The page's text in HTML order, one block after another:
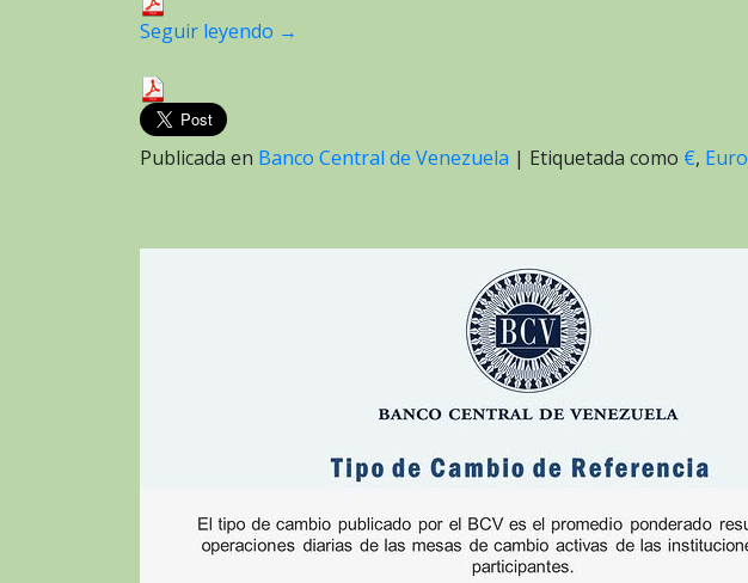
Seguir leyendo →
Publicada en Banco Central de Venezuela | Etiquetada como €, Euro